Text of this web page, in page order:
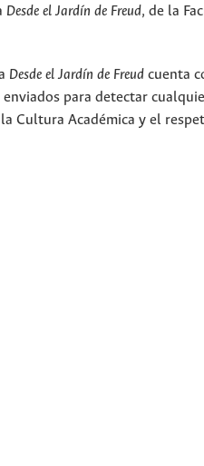
Desde el Jardín de Freud, de la
Desde el Jardín de Freud cuenta
para detectar
Cultura Académica y el